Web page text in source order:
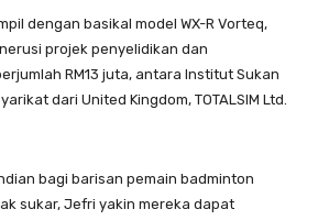
dengan basikal model WX-R Vorteq,
projek penyelidikan dan
RM13 juta, antara Institut Sukan
dari United Kingdom, TOTALSIM Ltd.
bagi barisan pemain badminton
sukar, Jefri yakin mereka dapat